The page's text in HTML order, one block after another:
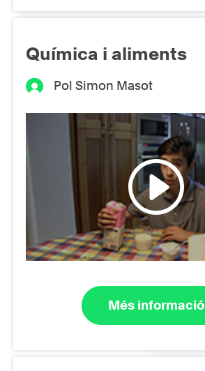
Química i aliments
Pol Simon Masot
Més informació